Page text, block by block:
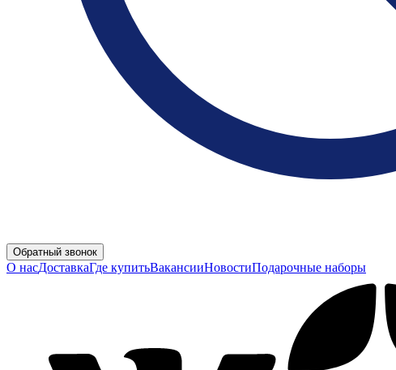
Обратный звонок
О насДоставкаГде купитьВакансииНовостиПодарочные наборы